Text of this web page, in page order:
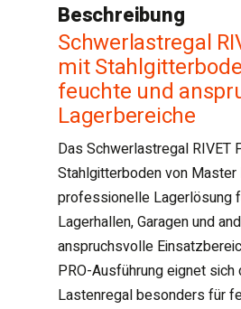
Beschreibung
Schwerlastregal
mit
feuchte und
Lagerbereiche
Das Schwerlastregal RIVET
Stahlgitterboden von Master
professionelle Lagerlösung
Lagerhallen, Garagen und
anspruchsvolle
PRO-Ausführung eignet
Lastenregal besonders für